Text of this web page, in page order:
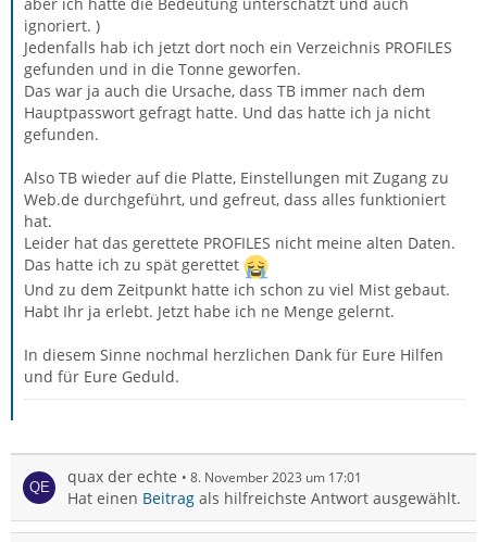
ignoriert. )
Jedenfalls hab ich jetzt dort noch ein Verzeichnis PROFILES
gefunden und in die Tonne geworfen.
Das war ja auch die Ursache, dass TB immer nach dem
Hauptpasswort gefragt hatte. Und das hatte ich ja nicht
gefunden.
Also TB wieder auf die Platte, Einstellungen mit Zugang zu
Web.de durchgeführt, und gefreut, dass alles funktioniert
hat.
Leider hat das gerettete PROFILES nicht meine alten Daten.
Das hatte ich zu spät gerettet
Und zu dem Zeitpunkt hatte ich schon zu viel Mist gebaut.
Habt Ihr ja erlebt. Jetzt habe ich ne Menge gelernt.
In diesem Sinne nochmal herzlichen Dank für Eure Hilfen
und für Eure Geduld.
quax der echte 8. November 2023 um 17:01
Hat einen Beitrag als hilfreichste Antwort ausgewählt.